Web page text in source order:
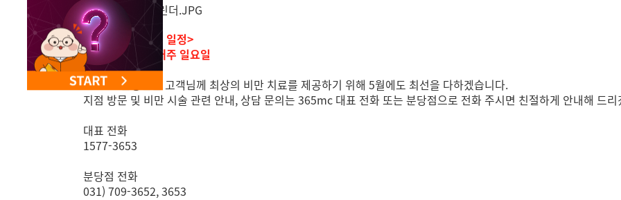
<분당점 5월 휴진 일정>
1~5, 21, 25일, 매주 일요일
365mc 분당점은 고객님께 최상의 비만 치료를 제공하기 위해 5월에도 최선을 다하겠습니다.
지점 방문 및 비만 시술 관련 안내, 상담 문의는 365mc 대표 전화 또는 분당점으로 전화 주시면 친절하게 안내해 드
대표 전화
1577-3653
분당점 전화
031) 709-3652, 3653